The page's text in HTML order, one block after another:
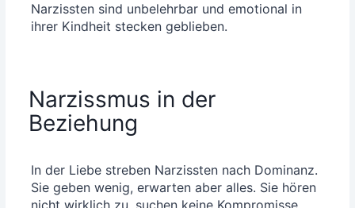
Nar­ziss­ten sind unbe­lehr­bar und emo­tio­nal in
ihrer Kind­heit ste­cken geblieben.
Narzissmus in der
Beziehung
In der Lie­be stre­ben Nar­ziss­ten nach Domi­nanz.
Sie geben wenig, erwar­ten aber alles. Sie hören